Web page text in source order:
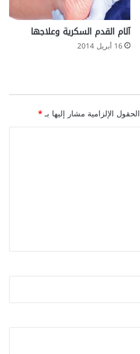
آلام القدم السكرية وعلاجها
16 أبريل 2014
الحقول الإلزامية مشار إليها بـ*